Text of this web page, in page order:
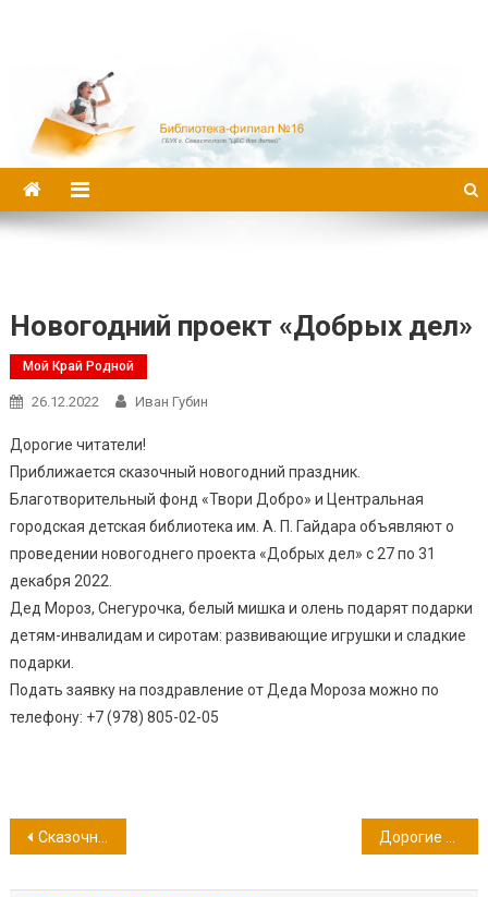
Новогодний проект «Добрых дел»
Мой Край Родной
26.12.2022 Иван Губин
Дорогие читатели!
Приближается сказочный новогодний праздник.
Благотворительный фонд «Твори Добро» и Центральная
городская детская библиотека им. А. П. Гайдара объявляют о
проведении новогоднего проекта «Добрых дел» с 27 по 31
декабря 2022.
Дед Мороз, Снегурочка, белый мишка и олень подарят подарки
детям-инвалидам и сиротам: развивающие игрушки и сладкие
подарки.
Подать заявку на поздравление от Деда Мороза можно по
телефону: +7 (978) 805-02-05
Навигация
по
Сказочные герои Эдуарда Успенского